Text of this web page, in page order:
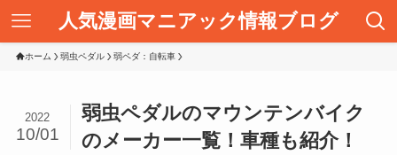
人気漫画マニアック情報ブログ
ホーム 弱虫ペダル 弱ペダ：自転車
弱虫ペダルのマウンテンバイク
のメーカー一覧！車種も紹介！
2022
10/01